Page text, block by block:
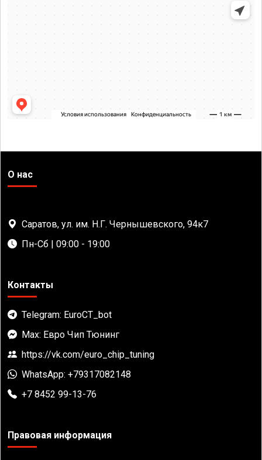
О нас
Саратов, ул. им. Н.Г. Чернышевского, 94к7
Пн-Сб | 09:00 - 19:00
Контакты
Telegram: EuroCT_bot
Max: Евро Чип Тюнинг
https://vk.com/euro_chip_tuning
WhatsApp: +79317082148
+7 8452 99-13-76
Правовая информация